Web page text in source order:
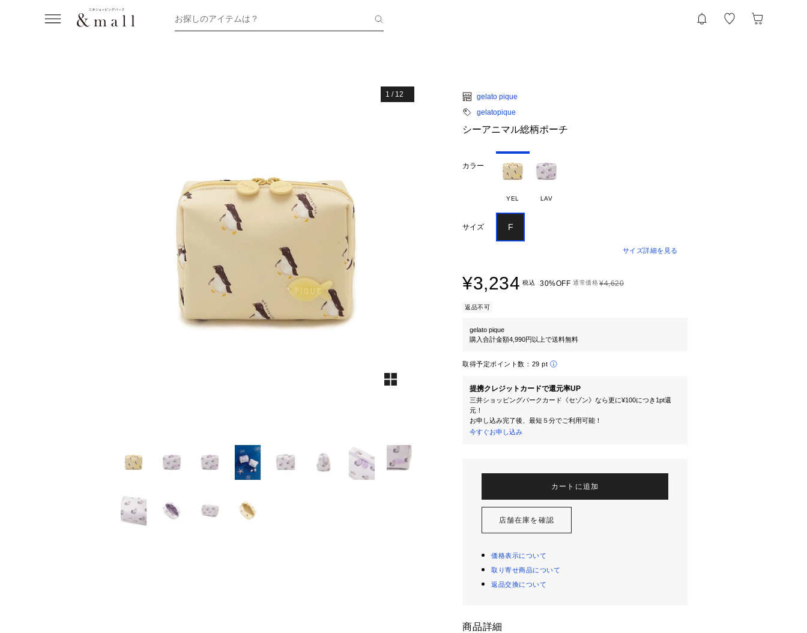
お探しのアイテムは？
1 / 12
gelato pique
gelatopique
シーアニマル総柄ポーチ
カラー
YEL LAV
サイズ F
サイズ詳細を見る
¥3,234 税込 30%OFF 通常価格¥4,620
返品不可
gelato pique
購入合計金額4,990円以上で送料無料
取得予定ポイント数： 29 pt
提携クレジットカードで還元率UP
三井ショッピングパークカード《セゾン》なら更に¥100につき1pt還
元！
お申し込み完了後、最短５分でご利用可能！
今すぐお申し込み
カートに追加
店舗在庫を確認
価格表示について
取り寄せ商品について
返品交換について
商品詳細